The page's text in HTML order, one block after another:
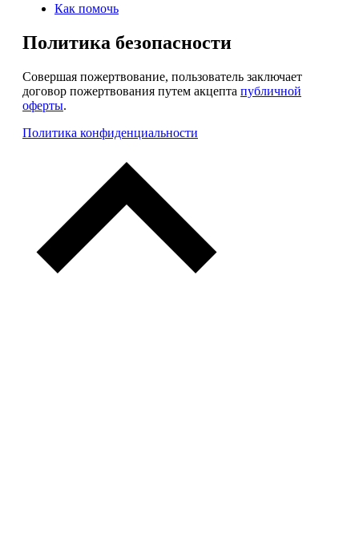
Как помочь
Политика безопасности
Совершая пожертвование, пользователь заключает
договор пожертвования путем акцепта публичной
оферты.
Политика конфиденциальности